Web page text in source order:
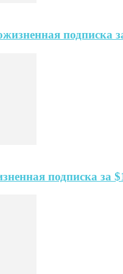
подписка
подписка за